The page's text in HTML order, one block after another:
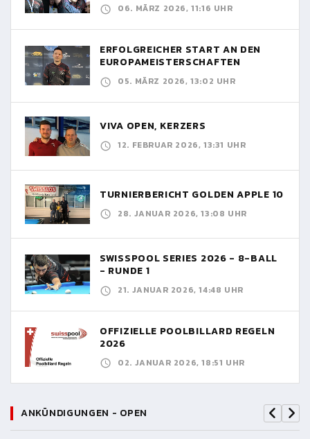
06. MÄRZ 2026, 11:16 UHR
ERFOLGREICHER START AN DEN
EUROPAMEISTERSCHAFTEN
05. MÄRZ 2026, 13:02 UHR
VIVA OPEN, KERZERS
12. FEBRUAR 2026, 13:31 UHR
TURNIERBERICHT GOLDEN APPLE 10
28. JANUAR 2026, 13:08 UHR
SWISSPOOL SERIES 2026 - 8-BALL
- RUNDE 1
21. JANUAR 2026, 14:48 UHR
OFFIZIELLE POOLBILLARD REGELN
2026
02. JANUAR 2026, 18:51 UHR
ANKÜNDIGUNGEN - OPEN